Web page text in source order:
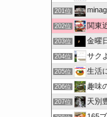
201位
202位 関東
203位 金曜
204位 サクよ
205位 生活
206位 趣味
207位 天別